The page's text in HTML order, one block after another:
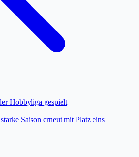
Hobbyliga gespielt
Saison erneut mit Platz eins